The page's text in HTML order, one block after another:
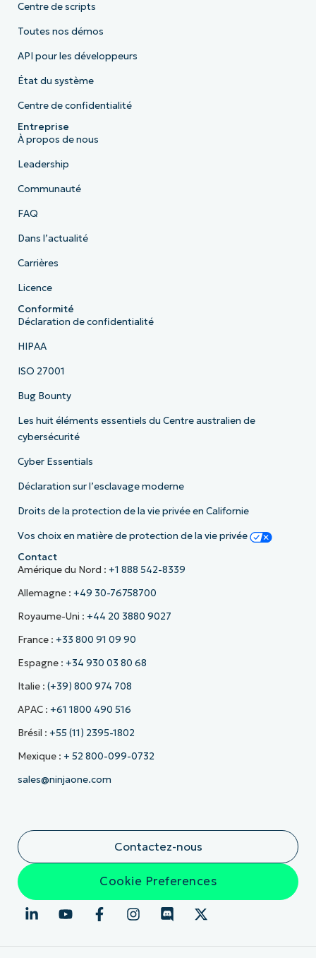
Centre de scripts
Toutes nos démos
API pour les développeurs
État du système
Centre de confidentialité
Entreprise
À propos de nous
Leadership
Communauté
FAQ
Dans l’actualité
Carrières
Licence
Conformité
Déclaration de confidentialité
HIPAA
ISO 27001
Bug Bounty
Les huit éléments essentiels du Centre australien de
cybersécurité
Cyber Essentials
Déclaration sur l’esclavage moderne
Droits de la protection de la vie privée en Californie
Vos choix en matière de protection de la vie privée
Contact
Amérique du Nord : +1 888 542-8339
Allemagne : +49 30-76758700
Royaume-Uni : +44 20 3880 9027
France : +33 800 91 09 90
Espagne : +34 930 03 80 68
Italie : (+39) 800 974 708
APAC : +61 1800 490 516
Brésil : +55 (11) 2395-1802
Mexique : + 52 800-099-0732
sales@ninjaone.com
Contactez-nous
Cookie Preferences